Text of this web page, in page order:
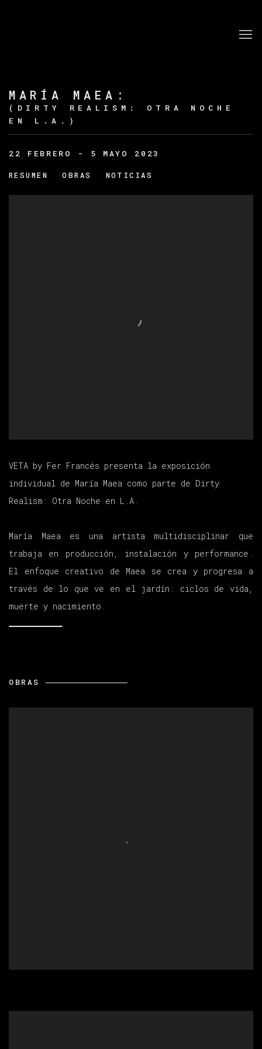
MARÍA MAEA :
(DIRTY REALISM: OTRA NOCHE
EN L.A.)
22 FEBRERO - 5 MAYO 2023
RESUMEN OBRAS NOTICIAS
VETA by Fer Francés presenta la exposición
individual de María Maea como parte de Dirty
Realism: Otra Noche en L.A.
María Maea es una artista multidisciplinar que
trabaja en producción, instalación y performance.
El enfoque creativo de Maea se crea y progresa a
través de lo que ve en el jardín: ciclos de vida,
muerte y nacimiento.
OBRAS